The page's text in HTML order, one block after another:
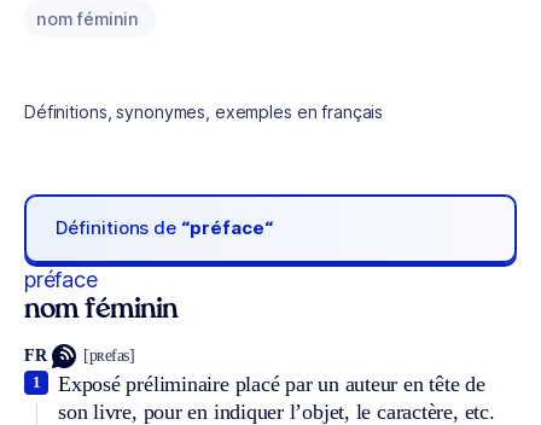
nom féminin
Définitions, synonymes, exemples en français
Définitions de “préface“
préface
nom féminin
FR [pʀefas]
Exposé préliminaire placé par un auteur en tête de
son livre, pour en indiquer l’objet, le caractère, etc.
1